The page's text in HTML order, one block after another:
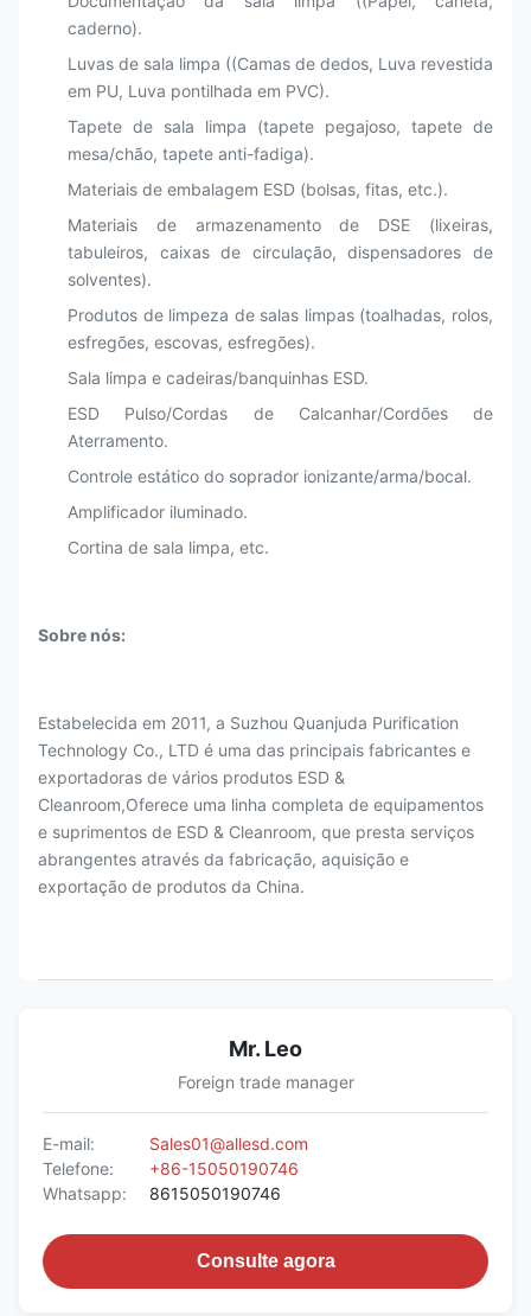
caderno).
Luvas de sala limpa ((Camas de dedos, Luva revestida
em PU, Luva pontilhada em PVC).
Tapete de sala limpa (tapete pegajoso, tapete de
mesa/chão, tapete anti-fadiga).
Materiais de embalagem ESD (bolsas, fitas, etc.).
Materiais de armazenamento de DSE (lixeiras,
tabuleiros, caixas de circulação, dispensadores de
solventes).
Produtos de limpeza de salas limpas (toalhadas, rolos,
esfregões, escovas, esfregões).
Sala limpa e cadeiras/banquinhas ESD.
ESD Pulso/Cordas de Calcanhar/Cordões de
Aterramento.
Controle estático do soprador ionizante/arma/bocal.
Amplificador iluminado.
Cortina de sala limpa, etc.
Sobre nós:
Estabelecida em 2011, a Suzhou Quanjuda Purification
Technology Co., LTD é uma das principais fabricantes e
exportadoras de vários produtos ESD &
Cleanroom,Oferece uma linha completa de equipamentos
e suprimentos de ESD & Cleanroom, que presta serviços
abrangentes através da fabricação, aquisição e
exportação de produtos da China.
Mr. Leo
Foreign trade manager
E-mail:
Sales01@allesd.com
Telefone:
+86-15050190746
Whatsapp:
8615050190746
Consulte agora